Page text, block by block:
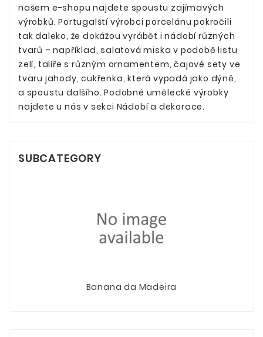
našem e-shopu najdete spoustu zajímavých
výrobků. Portugalští výrobci porcelánu pokročili
tak daleko, že dokážou vyrábět i nádobí různých
tvarů – například, salatová miska v podobě listu
zelí, talíře s různým ornamentem, čajové sety ve
tvaru jahody, cukřenka, která vypadá jako dýně,
a spoustu dalšího. Podobné umělecké výrobky
najdete u nás v sekci Nádobí a dekorace.
SUBCATEGORY
Banana da Madeira